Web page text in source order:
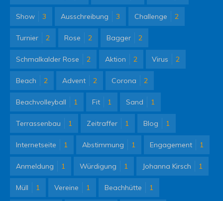
Show 3 Ausschreibung 3 Challenge 2
Turnier 2 Rose 2 Bagger 2
Schmalkalder Rose 2 Aktion 2 Virus 2
Beach 2 Advent 2 Corona 2
Beachvolleyball 1 Fit 1 Sand 1
Terrassenbau 1 Zeitraffer 1 Blog 1
Internetseite 1 Abstimmung 1 Engagement 1
Anmeldung 1 Würdigung 1 Johanna Kirsch 1
Müll 1 Vereine 1 Beachhütte 1